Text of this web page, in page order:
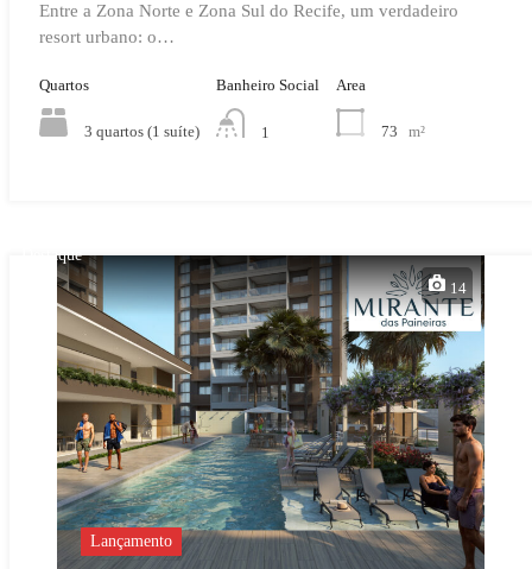
Entre a Zona Norte e Zona Sul do Recife, um verdadeiro
resort urbano: o…
Quartos
3 quartos (1 suíte)
Banheiro Social
1
Area
73 m²
Destaque
14
Lançamento